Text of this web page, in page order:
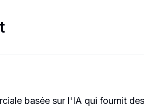
basée sur l'IA qui fournit